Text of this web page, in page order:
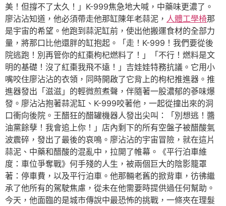
美！但撐不了太久！」K-999焦急地大喊，中藥味更濃了。
廖沾沾知道，他必須帶走他那缸陳年老蒜泥， 人體工學椅那
是宇宙的希望。他跑到蒜泥缸前，使出他搬運食材的全部力
量，將那口比他還胖的缸抱起。「走！K-999！我們要從後
院逃跑！別再管你的紅棗枸杞燃料了！」「不行！燃料是文
明的基礎！沒了紅棗我飛不遠！」吉娃娃特務抗議。它用小
嘴咬住廖沾沾的衣領，同時開啟了它背上的枸杞推進器。推
進器發出「滋滋」的輕微煎煮聲，伴隨著一股濃郁的蔘味爆
發。廖沾沾抱著蒜泥缸、K-999咬著他，一起從撞出來的洞
口衝向後院。王醋狂的醋罐機器人發出尖叫：「別想逃！醬
油黨餘孽！我會追上你！」店內剩下的所有空盤子被醋酸氣
波震碎，發出了最後的哀鳴。廖沾沾的宇宙冒險，就在這片
蒜泥、中藥和醋酸的混亂中，拉開了帷幕。《平行泊車維
度：車位爭奪戰》何手殘的人生，被兩個巨大的陰影籠罩
著：停車費，以及平行泊車。他那輛老舊的掀背車，彷彿繼
承了他所有的駕駛焦慮，從未在他需要時提供過任何幫助。
今天，他面臨的是城市傳說中最恐怖的挑戰，一條夾在理髮